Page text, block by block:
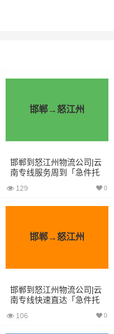
5吨 4.2×2.4×2.5
8吨 5.2×2.4×2.6
10吨 6.8×2.4×2.8
16吨 7.6×2.4×2.8
18吨 9.6×2.4×2.5
33吨 13×2.4×2.8
的货主告诉大家如果你选择
邯郸→怒江州
邯郸到怒江州物流公司|云
南专线服务周到「急件托
129 0
邯郸→怒江州
邯郸到怒江州物流公司|云
南专线快速直达「急件托
106 0